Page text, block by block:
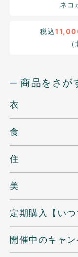
ネコ
税込
─ 商品をさが
衣
食
住
美
定期購入【いつ
開催中のキャ